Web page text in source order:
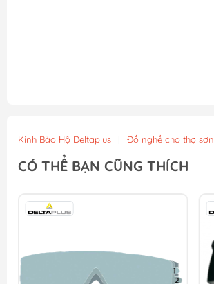
Kính Bảo Hộ Deltaplus | Đồ nghề cho thợ sơn
CÓ THỂ BẠN CŨNG THÍCH